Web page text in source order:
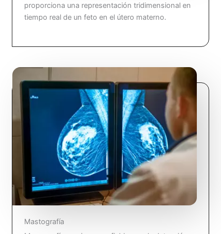
proporciona una representación tridimensional en
tiempo real de un feto en el útero materno.
Mastografía